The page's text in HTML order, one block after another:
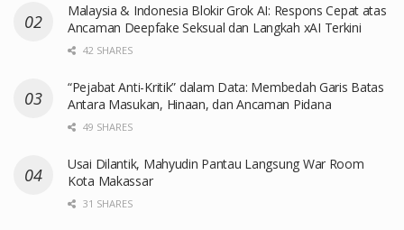
Malaysia & Indonesia Blokir Grok AI: Respons Cepat atas
Ancaman Deepfake Seksual dan Langkah xAI Terkini
42 SHARES
“Pejabat Anti-Kritik” dalam Data: Membedah Garis Batas
Antara Masukan, Hinaan, dan Ancaman Pidana
49 SHARES
Usai Dilantik, Mahyudin Pantau Langsung War Room
Kota Makassar
31 SHARES